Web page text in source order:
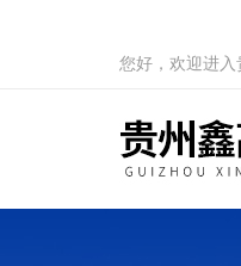
您好，欢迎进入